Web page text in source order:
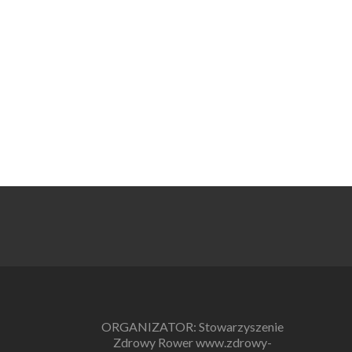
ORGANIZATOR: Stowarzyszenie
Zdrowy Rower www.zdrowy-